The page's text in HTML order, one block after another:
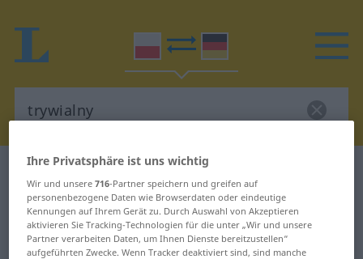
Polnisch-Deutsch Wörterbuch
Polnisch-Deutsch Übersetzung für
"trywialny"
Ihre Privatsphäre ist uns wichtig
Wir und unsere716-Partner speichern und greifen auf
personenbezogene Daten wie Browserdaten oder eindeutige
Kennungen auf Ihrem Gerät zu. Durch Auswahl von Akzeptieren
aktivieren Sie Tracking-Technologien für die unter „Wir und unsere
Partner verarbeiten Daten, um Ihnen Dienste bereitzustellen“
aufgeführten Zwecke. Wenn Tracker deaktiviert sind, sind manche